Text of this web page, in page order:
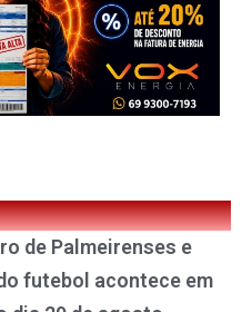
de Palmeirenses e
futebol acontece em